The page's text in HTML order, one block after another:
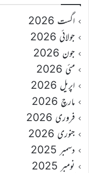
اگست 2026
جولائی 2026
جون 2026
مئی 2026
اپریل 2026
مارچ 2026
فروری 2026
جنوری 2026
دسمبر 2025
نومبر 2025